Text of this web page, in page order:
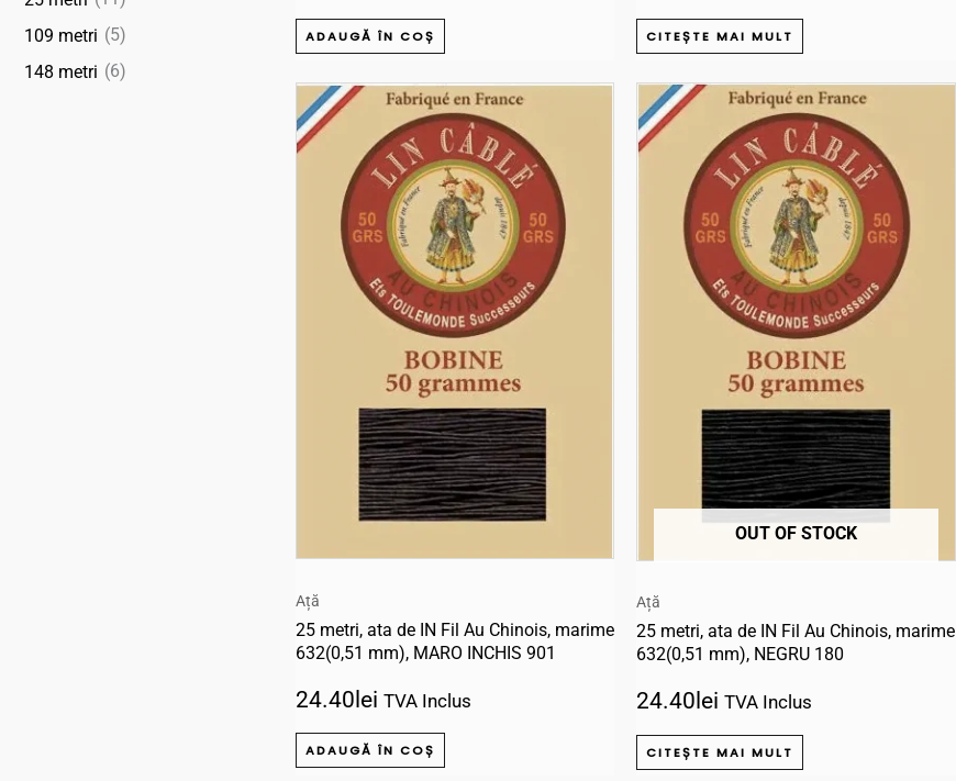
109 metri (5)
148 metri (6)
ADAUGĂ ÎN COȘ CITEȘTE MAI MULT
Ață
25 metri, ata de IN Fil Au Chinois, marime
632(0,51 mm), MARO INCHIS 901
24.40 lei TVA Inclus
ADAUGĂ ÎN COȘ
OUT OF STOCK
Ață
25 metri, ata de IN Fil Au Chinois, marime
632(0,51 mm), NEGRU 180
24.40 lei TVA Inclus
CITEȘTE MAI MULT